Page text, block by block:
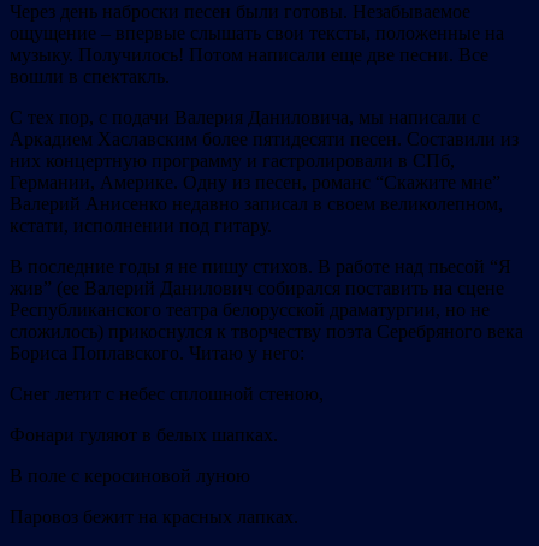
Через день наброски песен были готовы. Незабываемое
ощущение – впервые слышать свои тексты, положенные на
музыку. Получилось! Потом написали еще две песни. Все
вошли в спектакль.
С тех пор, с подачи Валерия Даниловича, мы написали с
Аркадием Хаславским более пятидесяти песен. Составили из
них концертную программу и гастролировали в СПб,
Германии, Америке. Одну из песен, романс “Скажите мне”
Валерий Анисенко недавно записал в своем великолепном,
кстати, исполнении под гитару.
В последние годы я не пишу стихов. В работе над пьесой “Я
жив” (ее Валерий Данилович собирался поставить на сцене
Республиканского театра белорусской драматургии, но не
сложилось) прикоснулся к творчеству поэта Серебряного века
Бориса Поплавского. Читаю у него:
Снег летит с небес сплошной стеною,
Фонари гуляют в белых шапках.
В поле с керосиновой луною
Паровоз бежит на красных лапках.